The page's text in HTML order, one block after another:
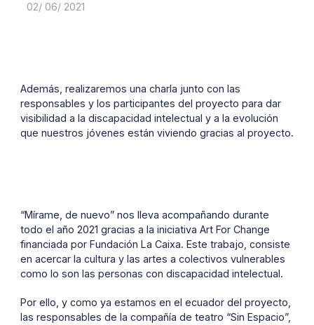
02/ 06/ 2021
Además, realizaremos una charla junto con las
responsables y los participantes del proyecto para dar
visibilidad a la discapacidad intelectual y a la evolución
que nuestros jóvenes están viviendo gracias al proyecto.
“Mírame, de nuevo” nos lleva acompañando durante
todo el año 2021 gracias a la iniciativa Art For Change
financiada por Fundación La Caixa. Este trabajo, consiste
en acercar la cultura y las artes a colectivos vulnerables
como lo son las personas con discapacidad intelectual.
Por ello, y como ya estamos en el ecuador del proyecto,
las responsables de la compañía de teatro “Sin Espacio”,